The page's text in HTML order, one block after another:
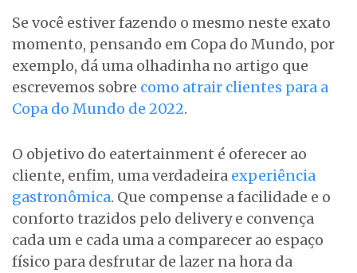
Se você estiver fazendo o mesmo neste exato
momento, pensando em Copa do Mundo, por
exemplo, dá uma olhadinha no artigo que
escrevemos sobre como atrair clientes para a
Copa do Mundo de 2022.
O objetivo do eatertainment é oferecer ao
cliente, enfim, uma verdadeira experiência
gastronômica. Que compense a facilidade e o
conforto trazidos pelo delivery e convença
cada um e cada uma a comparecer ao espaço
físico para desfrutar de lazer na hora da